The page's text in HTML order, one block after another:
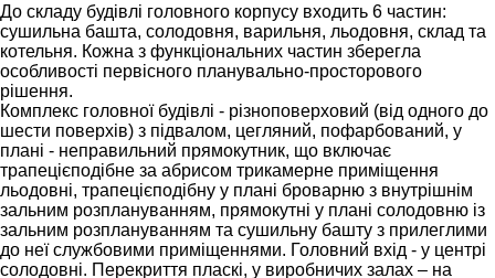
До складу будівлі головного корпусу входить 6 частин:
сушильна башта, солодовня, варильня, льодовня, склад та
котельня. Кожна з функціональних частин зберегла
особливості первісного планувально-просторового
рішення.
Комплекс головної будівлі - різноповерховий (від одного до
шести поверхів) з підвалом, цегляний, пофарбований, у
плані - неправильний прямокутник, що включає
трапецієподібне за абрисом трикамерне приміщення
льодовні, трапецієподібну у плані броварню з внутрішнім
зальним розплануванням, прямокутні у плані солодовню із
зальним розплануванням та сушильну башту з прилеглими
до неї службовими приміщеннями. Головний вхід - у центрі
солодовні. Перекриття пласкі, у виробничих залах – на